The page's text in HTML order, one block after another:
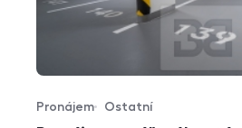
Typ nabídky
Pronájem
Typ nemovitosti
Ostatní